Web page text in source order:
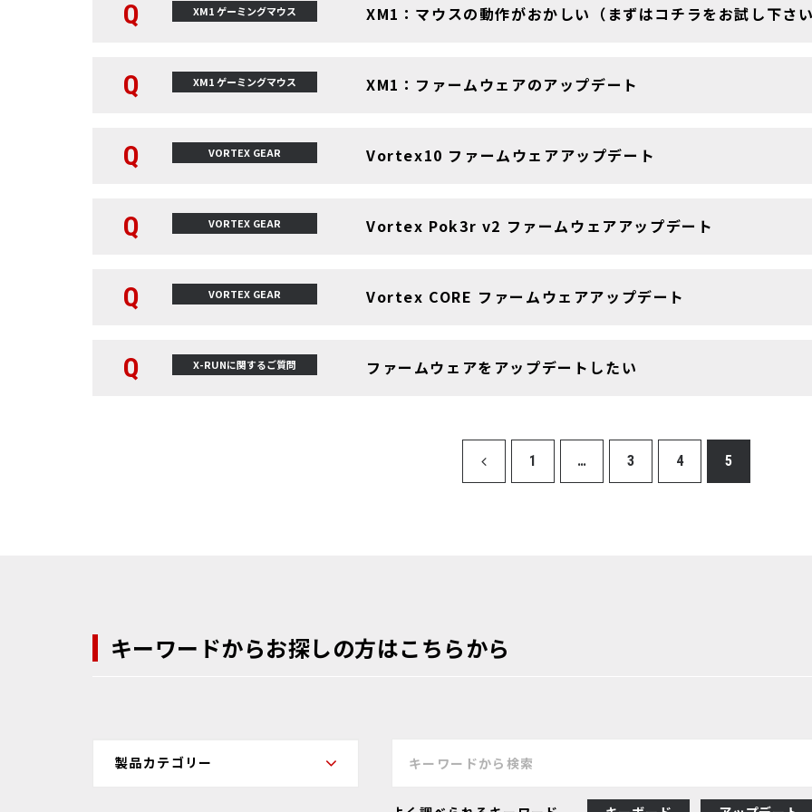
Q XM1 ゲーミングマウス XM1：マウスの動作がおかしい（まずはコチラをお試し下さ
Q XM1 ゲーミングマウス XM1：ファームウェアのアップデート
Q VORTEX GEAR Vortex10 ファームウェアアップデート
Q VORTEX GEAR Vortex Pok3r v2 ファームウェアアップデート
Q VORTEX GEAR Vortex CORE ファームウェアアップデート
Q X-RUNに関するご質問 ファームウェアをアップデートしたい
1 … 3 4 5
キーワードからお探しの方はこちらから